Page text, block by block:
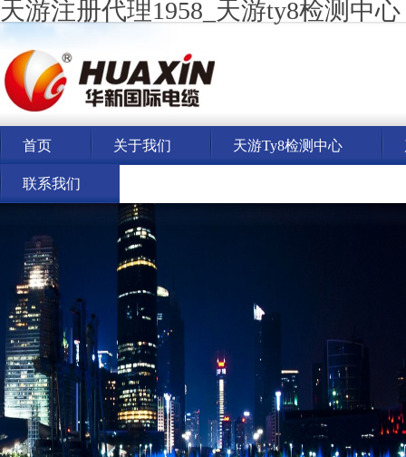
天游注册代理1958_天游ty8检测中心
首页 关于我们 天游ty8检测中心
联系我们